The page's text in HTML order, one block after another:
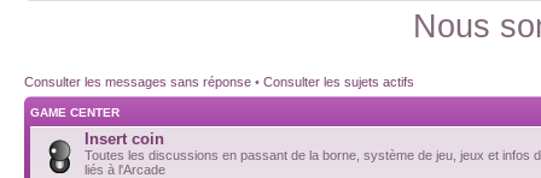
Nous
Consulter les messages sans réponse • Consulter les sujets actifs
GAME CENTER
Insert coin
Toutes les discussions en passant de la borne, système de jeu, jeux et infos
liés à l'Arcade